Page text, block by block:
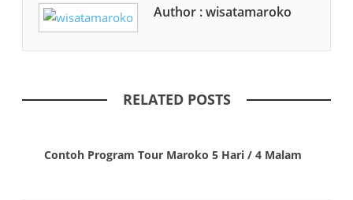
Author : wisatamaroko
RELATED POSTS
Contoh Program Tour Maroko 5 Hari / 4 Malam